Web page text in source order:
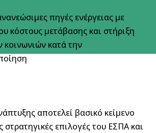
πηγές ενέργειας με
κόστους μετάβασης και στήριξη
κοινωνιών κατά την
αποτελεί βασικό κείμενο
στρατηγικές επιλογές του ΕΣΠΑ και